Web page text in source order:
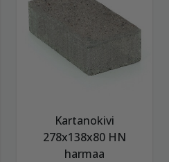
Kartanokivi
278x138x80 HN
harmaa